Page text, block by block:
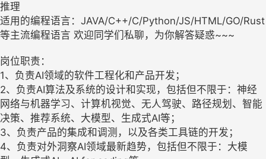
推理
适用的编程语言：JAVA/C++/C/Python/JS/HTML/GO/Rust
等主流编程语言 欢迎同学们私聊，为你解答疑惑~~~
岗位职责：
1、负责AI领域的软件工程化和产品开发；
2、负责AI算法及系统的设计和实现，包括但不限于：神经
网络与机器学习、计算机视觉、无人驾驶、路径规划、智能
决策、推荐系统、大模型、生成式AI等；
3、负责产品的集成和调测，以及各类工具链的开发；
4、负责对外洞察AI领域最新趋势，包括但不限于：大模